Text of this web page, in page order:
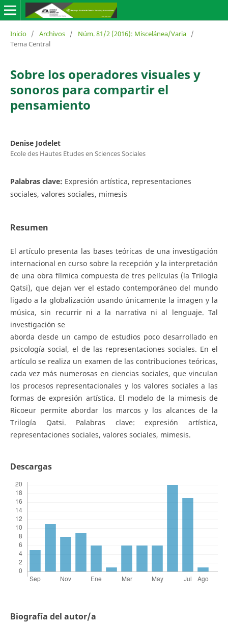
Inicio / Archivos / Núm. 81/2 (2016): Miscelánea/Varia /
Tema Central
Sobre los operadores visuales y
sonoros para compartir el
pensamiento
Denise Jodelet
Ecole des Hautes Etudes en Sciences Sociales
Palabras clave: Expresión artística, representaciones
sociales, valores sociales, mimesis
Resumen
El artículo presenta las bases teóricas de una investigación
internacional en curso sobre la recepción y la interpretación
de una obra fílmica compuesta de tres películas (la Trilogía
Qatsi), que dejan ver el estado contemporáneo del mundo
ligado a la globalización usando únicamente la imagen y la
música, sin recurrir ni a la narrativa ni al lenguaje. Tal
investigación se
aborda desde un campo de estudios poco desarrollado en
psicología social, el de las representaciones sociales. En el
artículo se realiza un examen de las contribuciones teóricas,
cada vez más numerosas en ciencias sociales, que vinculan
los procesos representacionales y los valores sociales a las
formas de expresión artística. El modelo de la mimesis de
Ricoeur permite abordar los marcos y los alcances de la
Trilogía Qatsi. Palabras clave: expresión artística,
representaciones sociales, valores sociales, mimesis.
Descargas
Biografía del autor/a